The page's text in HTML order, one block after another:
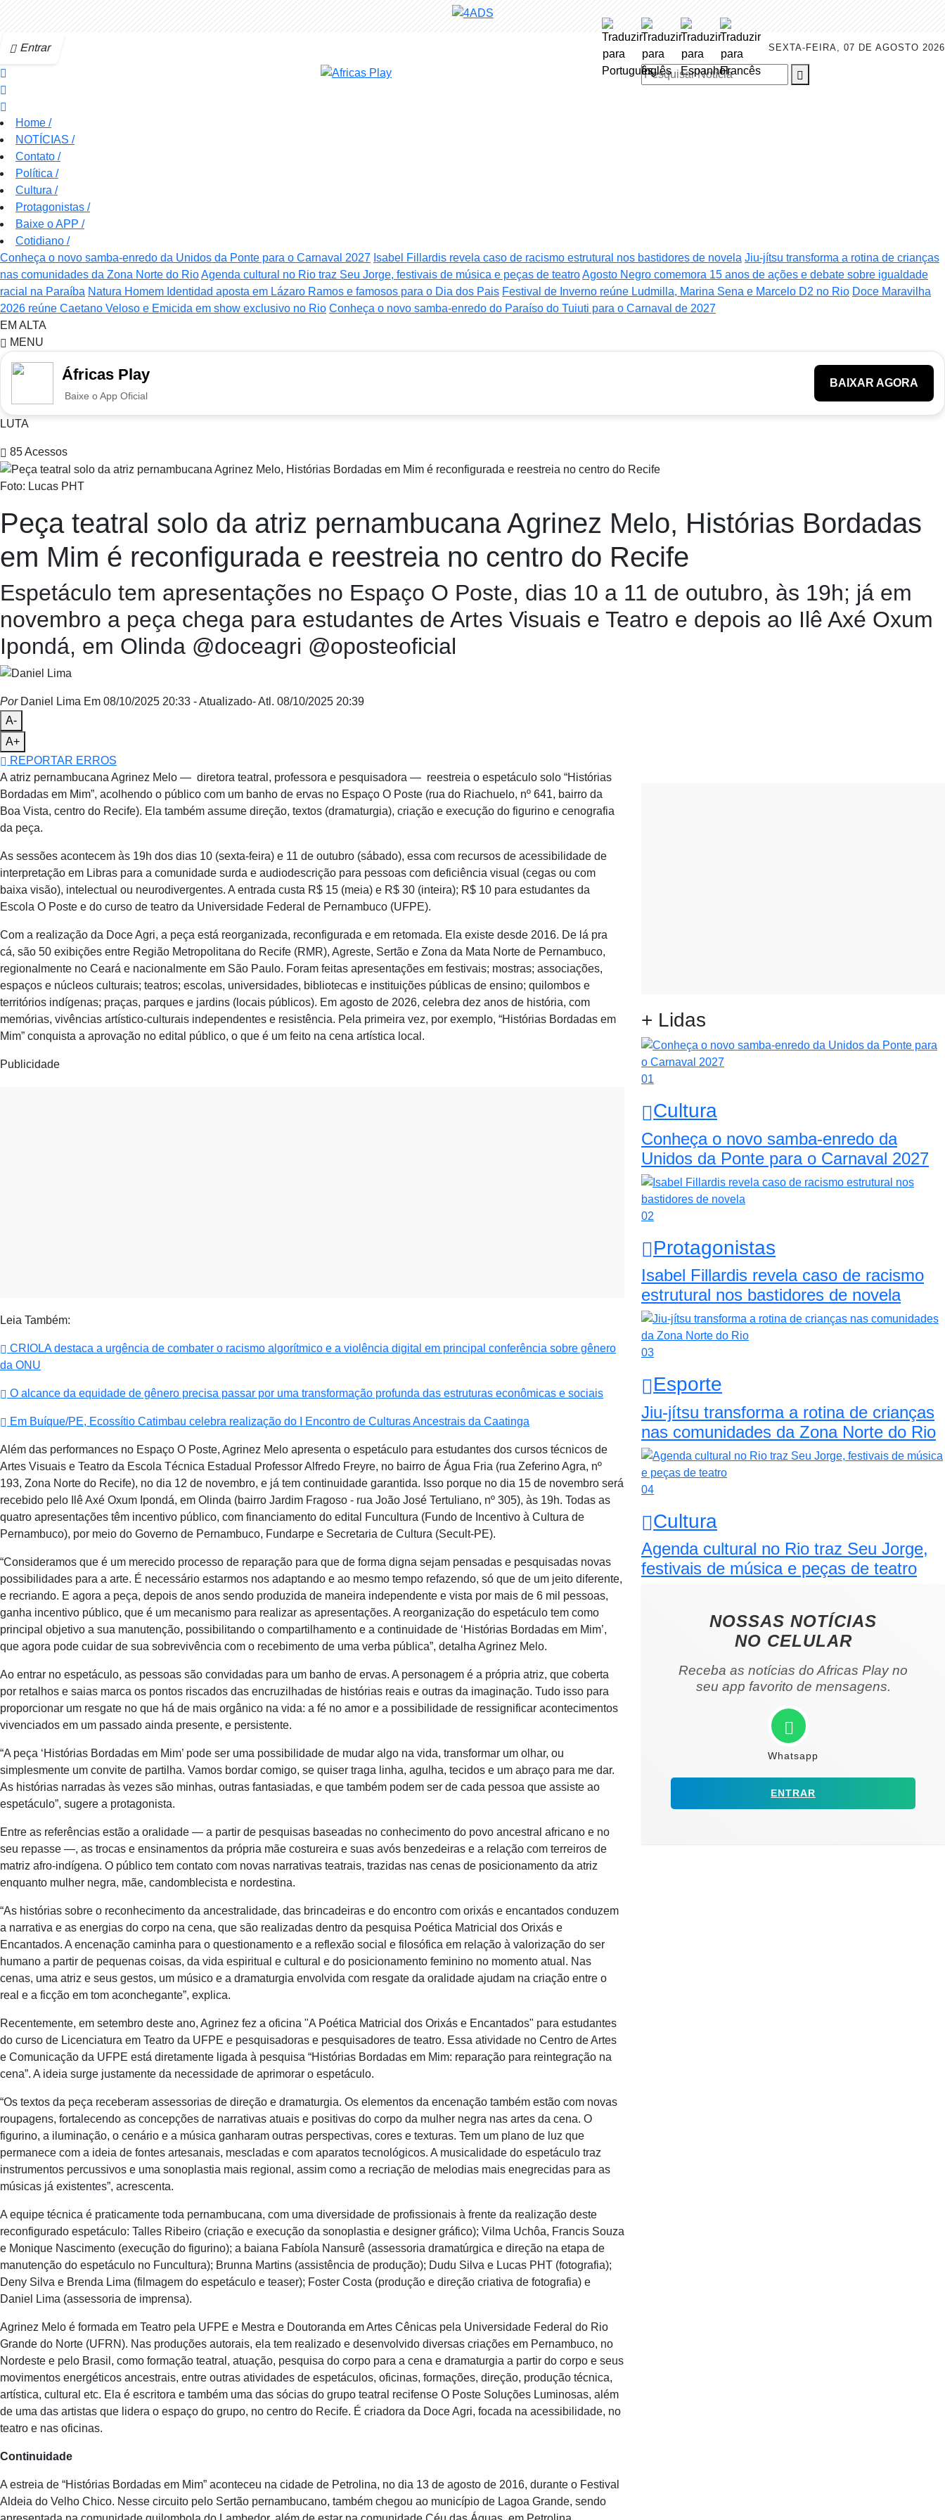
Entrar SEXTA-FEIRA, 07 DE AGOSTO 2026
Pesquisar Notícia
Home /
NOTÍCIAS /
Contato /
Política /
Cultura /
Protagonistas /
Baixe o APP /
Cotidiano /
Conheça o novo samba-enredo da Unidos da Ponte para o Carnaval 2027 Isabel Fillardis revela caso de racismo estrutural nos bastidores de novela Jiu-jítsu transforma a rotina de crianças
nas comunidades da Zona Norte do RioAgenda cultural no Rio traz Seu Jorge, festivais de música e peças de teatroAgosto Negro comemora 15 anos de ações e debate sobre igualdade
racial na Paraíba Natura Homem Identidad aposta em Lázaro Ramos e famosos para o Dia dos Pais Festival de Inverno reúne Ludmilla, Marina Sena e Marcelo D2 no Rio Doce Maravilha
2026 reúne Caetano Veloso e Emicida em show exclusivo no Rio Conheça o novo samba-enredo do Paraíso do Tuiuti para o Carnaval de 2027
EM ALTA
MENU
Áfricas Play
Baixe o App Oficial
BAIXAR AGORA
LUTA
85Acessos
Foto: Lucas PHT
Peça teatral solo da atriz pernambucana Agrinez Melo, Histórias Bordadas
em Mim é reconfigurada e reestreia no centro do Recife
Espetáculo tem apresentações no Espaço O Poste, dias 10 a 11 de outubro, às 19h; já em
novembro a peça chega para estudantes de Artes Visuais e Teatro e depois ao Ilê Axé Oxum
Ipondá, em Olinda @doceagri @oposteoficial
PorDaniel Lima Em 08/10/2025 20:33 - Atualizado- Atl. 08/10/2025 20:39
A-
A+
REPORTAR ERROS
A atriz pernambucana Agrinez Melo — diretora teatral, professora e pesquisadora — reestreia o espetáculo solo “Histórias
Bordadas em Mim”, acolhendo o público com um banho de ervas no Espaço O Poste (rua do Riachuelo, nº 641, bairro da
Boa Vista, centro do Recife). Ela também assume direção, textos (dramaturgia), criação e execução do figurino e cenografia
da peça.
As sessões acontecem às 19h dos dias 10 (sexta-feira) e 11 de outubro (sábado), essa com recursos de acessibilidade de
interpretação em Libras para a comunidade surda e audiodescrição para pessoas com deficiência visual (cegas ou com
baixa visão), intelectual ou neurodivergentes. A entrada custa R$ 15 (meia) e R$ 30 (inteira); R$ 10 para estudantes da
Escola O Poste e do curso de teatro da Universidade Federal de Pernambuco (UFPE).
Com a realização da Doce Agri, a peça está reorganizada, reconfigurada e em retomada. Ela existe desde 2016. De lá pra
cá, são 50 exibições entre Região Metropolitana do Recife (RMR), Agreste, Sertão e Zona da Mata Norte de Pernambuco,
regionalmente no Ceará e nacionalmente em São Paulo. Foram feitas apresentações em festivais; mostras; associações,
espaços e núcleos culturais; teatros; escolas, universidades, bibliotecas e instituições públicas de ensino; quilombos e
territórios indígenas; praças, parques e jardins (locais públicos). Em agosto de 2026, celebra dez anos de história, com
memórias, vivências artístico-culturais independentes e resistência. Pela primeira vez, por exemplo, “Histórias Bordadas em
Mim” conquista a aprovação no edital público, o que é um feito na cena artística local.
Publicidade
Leia Também:
CRIOLA destaca a urgência de combater o racismo algorítmico e a violência digital em principal conferência sobre gênero
da ONU
O alcance da equidade de gênero precisa passar por uma transformação profunda das estruturas econômicas e sociais
Em Buíque/PE, Ecossítio Catimbau celebra realização do I Encontro de Culturas Ancestrais da Caatinga
Além das performances no Espaço O Poste, Agrinez Melo apresenta o espetáculo para estudantes dos cursos técnicos de
Artes Visuais e Teatro da Escola Técnica Estadual Professor Alfredo Freyre, no bairro de Água Fria (rua Zeferino Agra, nº
193, Zona Norte do Recife), no dia 12 de novembro, e já tem continuidade garantida. Isso porque no dia 15 de novembro será
recebido pelo Ilê Axé Oxum Ipondá, em Olinda (bairro Jardim Fragoso - rua João José Tertuliano, nº 305), às 19h. Todas as
quatro apresentações têm incentivo público, com financiamento do edital Funcultura (Fundo de Incentivo à Cultura de
Pernambuco), por meio do Governo de Pernambuco, Fundarpe e Secretaria de Cultura (Secult-PE).
“Consideramos que é um merecido processo de reparação para que de forma digna sejam pensadas e pesquisadas novas
possibilidades para a arte. É necessário estarmos nos adaptando e ao mesmo tempo refazendo, só que de um jeito diferente,
e recriando. E agora a peça, depois de anos sendo produzida de maneira independente e vista por mais de 6 mil pessoas,
ganha incentivo público, que é um mecanismo para realizar as apresentações. A reorganização do espetáculo tem como
principal objetivo a sua manutenção, possibilitando o compartilhamento e a continuidade de ‘Histórias Bordadas em Mim’,
que agora pode cuidar de sua sobrevivência com o recebimento de uma verba pública”, detalha Agrinez Melo.
Ao entrar no espetáculo, as pessoas são convidadas para um banho de ervas. A personagem é a própria atriz, que coberta
por retalhos e saias marca os pontos riscados das encruzilhadas de histórias reais e outras da imaginação. Tudo isso para
proporcionar um resgate no que há de mais orgânico na vida: a fé no amor e a possibilidade de ressignificar acontecimentos
vivenciados em um passado ainda presente, e persistente.
“A peça ‘Histórias Bordadas em Mim’ pode ser uma possibilidade de mudar algo na vida, transformar um olhar, ou
simplesmente um convite de partilha. Vamos bordar comigo, se quiser traga linha, agulha, tecidos e um abraço para me dar.
As histórias narradas às vezes são minhas, outras fantasiadas, e que também podem ser de cada pessoa que assiste ao
espetáculo”, sugere a protagonista.
Entre as referências estão a oralidade — a partir de pesquisas baseadas no conhecimento do povo ancestral africano e no
seu repasse —, as trocas e ensinamentos da própria mãe costureira e suas avós benzedeiras e a relação com terreiros de
matriz afro-indígena. O público tem contato com novas narrativas teatrais, trazidas nas cenas de posicionamento da atriz
enquanto mulher negra, mãe, candomblecista e nordestina.
“As histórias sobre o reconhecimento da ancestralidade, das brincadeiras e do encontro com orixás e encantados conduzem
a narrativa e as energias do corpo na cena, que são realizadas dentro da pesquisa Poética Matricial dos Orixás e
Encantados. A encenação caminha para o questionamento e a reflexão social e filosófica em relação à valorização do ser
humano a partir de pequenas coisas, da vida espiritual e cultural e do posicionamento feminino no momento atual. Nas
cenas, uma atriz e seus gestos, um músico e a dramaturgia envolvida com resgate da oralidade ajudam na criação entre o
real e a ficção em tom aconchegante”, explica.
Recentemente, em setembro deste ano, Agrinez fez a oficina "A Poética Matricial dos Orixás e Encantados" para estudantes
do curso de Licenciatura em Teatro da UFPE e pesquisadoras e pesquisadores de teatro. Essa atividade no Centro de Artes
e Comunicação da UFPE está diretamente ligada à pesquisa “Histórias Bordadas em Mim: reparação para reintegração na
cena”. A ideia surge justamente da necessidade de aprimorar o espetáculo.
“Os textos da peça receberam assessorias de direção e dramaturgia. Os elementos da encenação também estão com novas
roupagens, fortalecendo as concepções de narrativas atuais e positivas do corpo da mulher negra nas artes da cena. O
figurino, a iluminação, o cenário e a música ganharam outras perspectivas, cores e texturas. Tem um plano de luz que
permanece com a ideia de fontes artesanais, mescladas e com aparatos tecnológicos. A musicalidade do espetáculo traz
instrumentos percussivos e uma sonoplastia mais regional, assim como a recriação de melodias mais enegrecidas para as
músicas já existentes”, acrescenta.
A equipe técnica é praticamente toda pernambucana, com uma diversidade de profissionais à frente da realização deste
reconfigurado espetáculo: Talles Ribeiro (criação e execução da sonoplastia e designer gráfico); Vilma Uchôa, Francis Souza
e Monique Nascimento (execução do figurino); a baiana Fabíola Nansurê (assessoria dramatúrgica e direção na etapa de
manutenção do espetáculo no Funcultura); Brunna Martins (assistência de produção); Dudu Silva e Lucas PHT (fotografia);
Deny Silva e Brenda Lima (filmagem do espetáculo e teaser); Foster Costa (produção e direção criativa de fotografia) e
Daniel Lima (assessoria de imprensa).
Agrinez Melo é formada em Teatro pela UFPE e Mestra e Doutoranda em Artes Cênicas pela Universidade Federal do Rio
Grande do Norte (UFRN). Nas produções autorais, ela tem realizado e desenvolvido diversas criações em Pernambuco, no
Nordeste e pelo Brasil, como formação teatral, atuação, pesquisa do corpo para a cena e dramaturgia a partir do corpo e seus
movimentos energéticos ancestrais, entre outras atividades de espetáculos, oficinas, formações, direção, produção técnica,
artística, cultural etc. Ela é escritora e também uma das sócias do grupo teatral recifense O Poste Soluções Luminosas, além
de uma das artistas que lidera o espaço do grupo, no centro do Recife. É criadora da Doce Agri, focada na acessibilidade, no
teatro e nas oficinas.
Continuidade
A estreia de “Histórias Bordadas em Mim” aconteceu na cidade de Petrolina, no dia 13 de agosto de 2016, durante o Festival
Aldeia do Velho Chico. Nesse circuito pelo Sertão pernambucano, também chegou ao município de Lagoa Grande, sendo
+ Lidas
01
Cultura
Conheça o novo samba-enredo da
Unidos da Ponte para o Carnaval 2027
02
Protagonistas
Isabel Fillardis revela caso de racismo
estrutural nos bastidores de novela
03
Esporte
Jiu-jítsu transforma a rotina de crianças
nas comunidades da Zona Norte do Rio
04
Cultura
Agenda cultural no Rio traz Seu Jorge,
festivais de música e peças de teatro
NOSSAS NOTÍCIAS
NO CELULAR
Receba as notícias do Africas Play no
seu app favorito de mensagens.
Whatsapp
ENTRAR